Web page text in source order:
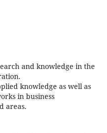
and knowledge in the
knowledge as well as
in business
areas.